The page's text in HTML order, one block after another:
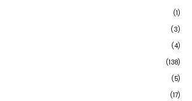
(1)
(3)
(4)
(138)
(5)
(17)